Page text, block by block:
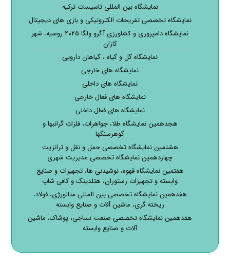
نمایشگاه بین المللی تاسیسات ترکیه
نمایشگاه تخصصی تفریحات الکترونیکی و بازی های دیجیتال
نمایشگاه دامپروری و کشاورزی آگرو ولگا ۲۰۲۵ روسیه، شهر
کازان
نمایشگاه گل و گیاه ، گیاهان دارویی
نمایشگاه های خارجی
نمایشگاه های داخلی
نمایشگاه های فعال خارجی
نمایشگاه های فعال داخلی
هجدهمین نمایشگاه طلا، جواهرات، فلزات گرانبها و
گوهرسنگها
هشتمین نمایشگاه تخصصی حمل و نقل و ترانزیت
چهاردهمین نمایشگاه تخصصی مدیریت شهری
هفتمین نمایشگاه قهوه، نوشیدنی ها، تجهیزات و صنایع
وابسته و تجهیزات رستوران، هتلدینگ و کافی شاپ
هفدهمین نمایشگاه تخصصی بین المللی متالورژی، فولاد،
ریخته گری، ماشین آلات و صنایع وابسته
هفدهمین نمایشگاه تخصصی صنعت نساجی، پوشاک، ماشین
آلات و صنایع وابسته